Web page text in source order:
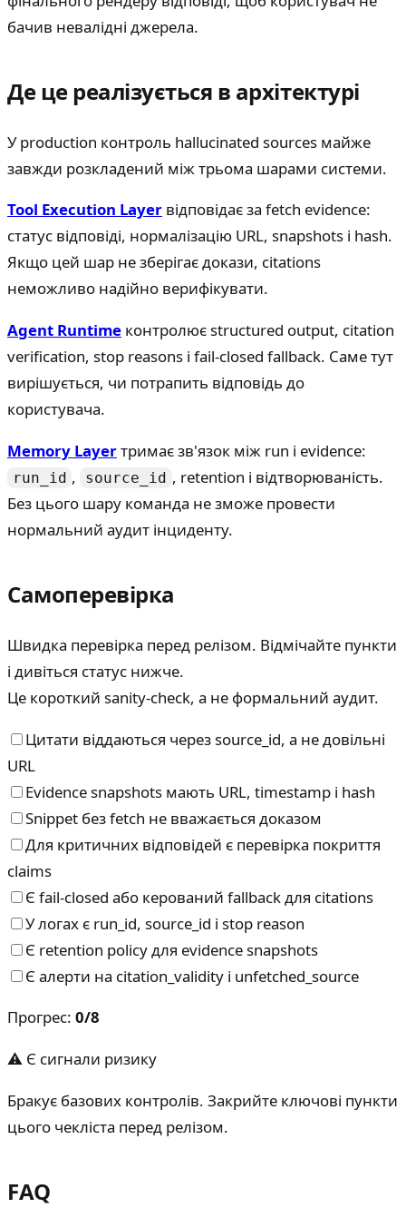
бачив невалідні джерела.
Де це реалізується в архітектурі
У production контроль hallucinated sources майже
завжди розкладений між трьома шарами системи.
Tool Execution Layer відповідає за fetch evidence:
статус відповіді, нормалізацію URL, snapshots і hash.
Якщо цей шар не зберігає докази, citations
неможливо надійно верифікувати.
Agent Runtime контролює structured output, citation
verification, stop reasons і fail-closed fallback. Саме тут
вирішується, чи потрапить відповідь до
користувача.
Memory Layerтримає зв'язок між run і evidence:
run_id , source_id , retention і відтворюваність.
Без цього шару команда не зможе провести
нормальний аудит інциденту.
Самоперевірка
Швидка перевірка перед релізом. Відмічайте пункти
і дивіться статус нижче.
Це короткий sanity-check, а не формальний аудит.
Цитати віддаються через source_id, а не довільні
URL
Evidence snapshots мають URL, timestamp і hash
Snippet без fetch не вважається доказом
Для критичних відповідей є перевірка покриття
claims
Є fail-closed або керований fallback для citations
У логах є run_id, source_id і stop reason
Є retention policy для evidence snapshots
Є алерти на citation_validity і unfetched_source
Прогрес: 0/8
⚠ Є сигнали ризику
Бракує базових контролів. Закрийте ключові пункти
цього чекліста перед релізом.
FAQ